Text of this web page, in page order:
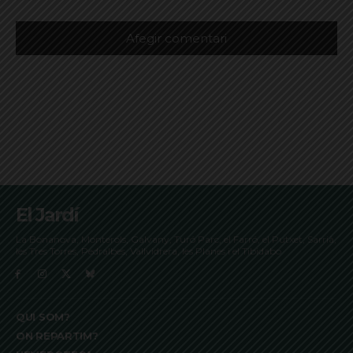
El Jardí
La Bonanova, Monterols, Galvany, Turó Parc, el Farró, el Putxet, Sarrià,
les Tres Torres, Pedralbes, Vallvidrera, les Planes i el Tibidabo
QUI SOM?
ON REPARTIM?